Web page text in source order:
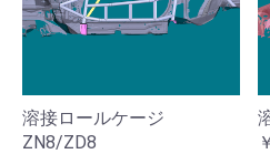
溶接ロールケージ
ZN8/ZD8